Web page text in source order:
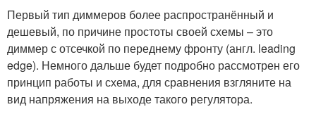
Первый тип диммеров более распространённый и
дешевый, по причине простоты своей схемы – это
диммер с отсечкой по переднему фронту (англ. leading
edge). Немного дальше будет подробно рассмотрен его
принцип работы и схема, для сравнения взгляните на
вид напряжения на выходе такого регулятора.